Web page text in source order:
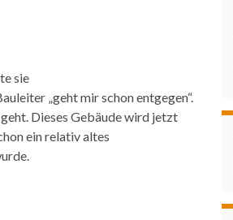
sie
„geht mir schon entgegen“.
Dieses Gebäude wird jetzt
ein relativ altes